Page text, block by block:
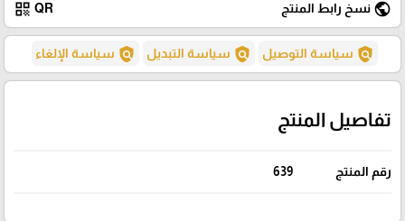
public نسخ رابط المنتج QR
qr_code
policy سياسة التوصيل policy سياسة التبديل policy سياسة الإلغاء
تفاصيل المنتج
رقم المنتج 639